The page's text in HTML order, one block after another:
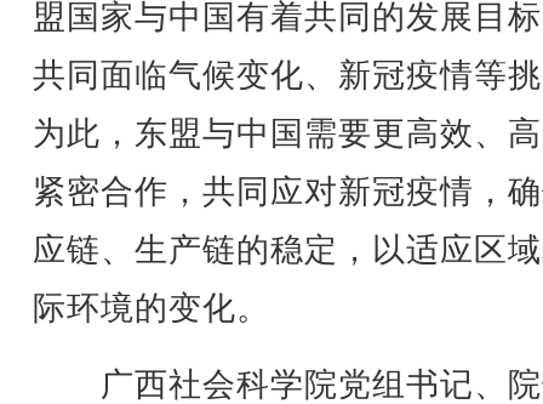
盟国家与中国有着共同的发展目
共同面临气候变化、新冠疫情等
为此，东盟与中国需要更高效、
紧密合作，共同应对新冠疫情，
应链、生产链的稳定，以适应区
际环境的变化。
广西社会科学院党组书记、